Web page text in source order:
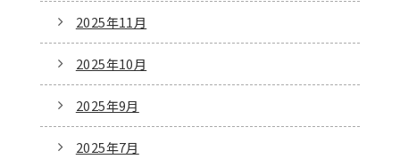
2025年11月
2025年10月
2025年9月
2025年7月